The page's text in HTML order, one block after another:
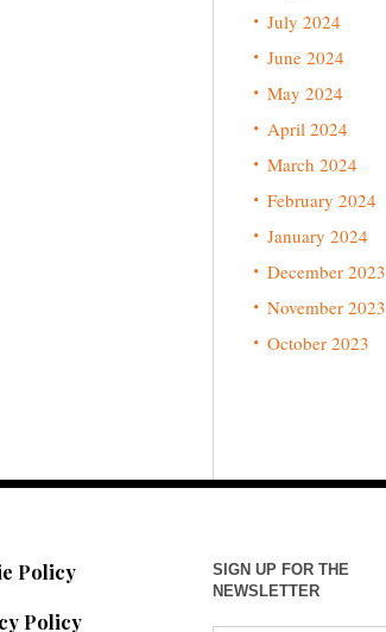
July 2024
June 2024
May 2024
April 2024
March 2024
February 2024
January 2024
December 2023
November 2023
October 2023
Policy
Policy
SIGN UP FOR THE
NEWSLETTER